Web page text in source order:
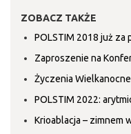
ZOBACZ TAKŻE
POLSTIM 2018 już za
Zaproszenie na
Życzenia Wielkanocne
POLSTIM 2022:
Krioablacja – zimnem